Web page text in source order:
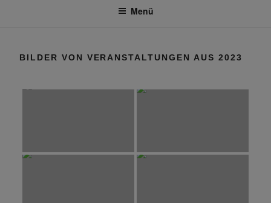
Menü
BILDER VON VERANSTALTUNGEN AUS 2023